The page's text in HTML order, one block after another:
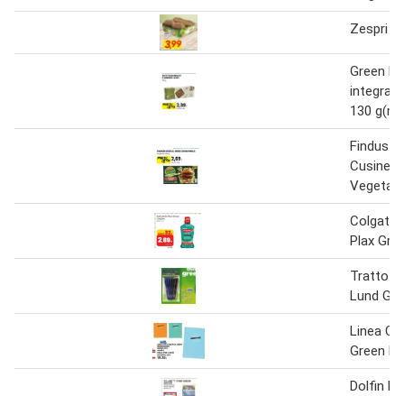
Zespri
Green
130
Findus
Cusine
Vegetali
Colgate
Plax
Tratto
Lund
Linea
Green
Dolfin